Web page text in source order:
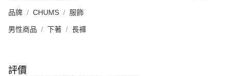
品牌 CHUMS 服飾
男性商品 下著 長褲
評價